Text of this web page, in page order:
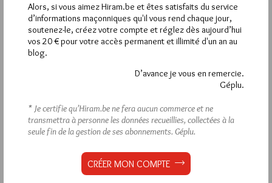
La rédaction de commentaires est
Si vous souhaitez rédiger des
VOUS INSCRIRE
Déjà inscrit(e) ?Connectez-vous
Alors, si vous aimez Hiram.be et êtes satisfaits du service
d’informations maçonniques qu'il vous rend chaque jour,
soutenez-le, créez votre compte et réglez dès aujourd’hui
vos 20 € pour votre accès permanent et illimité d'un an au
blog.
D’avance je vous en remercie.
Géplu.
* Je certifie qu’Hiram.be ne fera aucun commerce et ne
transmettra à personne les données recueillies, collectées à la
seule fin de la gestion de ses abonnements. Géplu.
CRÉER MON COMPTE